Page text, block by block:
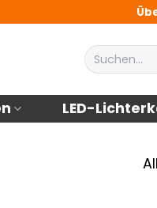
Suchen
nach:
LED-